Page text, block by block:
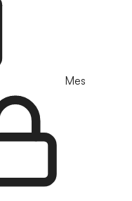
Mes